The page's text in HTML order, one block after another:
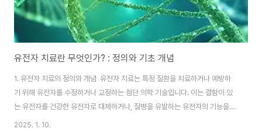
유전자 치료란 무엇인가? : 정의와 기초 개념
1. 유전자 치료의 정의와 개념 유전자 치료는 특정 질환을 치료하거나 예방하
기 위해 유전자를 수정하거나 교정하는 첨단 의학 기술입니다. 이는 결함이 있
는 유전자를 건강한 유전자로 대체하거나, 질병을 유발하는 유전자의 기능을
억제하거나, 새로운 유전자를 삽입하여 특정 세포의 기능을 강화하는 방식을
2025. 1. 10.